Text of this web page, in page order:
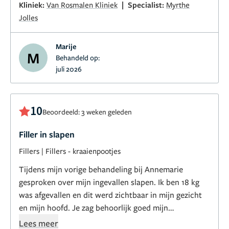
Kliniek: Van Rosmalen Kliniek | Specialist: Myrthe
Jolles
M
Marije
Behandeld op:
juli 2026
10Beoordeeld: 3 weken geleden
Filler in slapen
Fillers | Fillers - kraaienpootjes
Tijdens mijn vorige behandeling bij Annemarie
gesproken over mijn ingevallen slapen. Ik ben 18 kg
was afgevallen en dit werd zichtbaar in mijn gezicht
en mijn hoofd. Je zag behoorlijk goed mijn
botstructuur bij mijn slapen.
Lees meer